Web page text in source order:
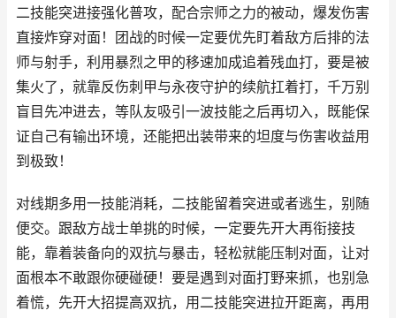
二技能突进接强化普攻，配合宗师之力的被动，爆发伤害
直接炸穿对面！团战的时候一定要优先盯着敌方后排的法
师与射手，利用暴烈之甲的移速加成追着残血打，要是被
集火了，就靠反伤刺甲与永夜守护的续航扛着打，千万别
盲目先冲进去，等队友吸引一波技能之后再切入，既能保
证自己有输出环境，还能把出装带来的坦度与伤害收益用
到极致！
对线期多用一技能消耗，二技能留着突进或者逃生，别随
便交。跟敌方战士单挑的时候，一定要先开大再衔接技
能，靠着装备向的双抗与暴击，轻松就能压制对面，让对
面根本不敢跟你硬碰硬！要是遇到对面打野来抓，也别急
着慌，先开大招提高双抗，用二技能突进拉开距离，再用